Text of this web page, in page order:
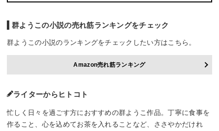
群ようこの小説の売れ筋ランキングをチェック
群ようこの小説のランキングをチェックしたい方はこちら。
Amazon売れ筋ランキング
ライターからヒトコト
忙しく日々を過ごす方におすすめの群ようこ作品。丁寧に食事を
作ること、心を込めてお茶を入れることなど、ささやかだけれ